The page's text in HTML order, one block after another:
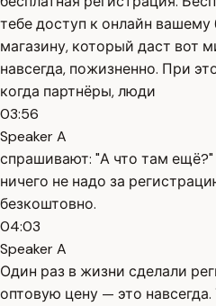
тебе доступ к онлайн
магазину, который даст вот
навсегда, пожизненно. При
когда партнёры, люди
03:56
Speaker A
спрашивают: "А что там
ничего не надо за
безкоштовно.
04:03
Speaker A
Один раз в жизни сделали
оптовую цену — это